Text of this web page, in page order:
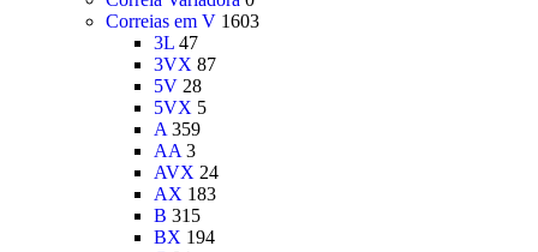
Correias em V 1603
3L 47
3VX 87
5V 28
5VX 5
A 359
AA 3
AVX 24
AX 183
B 315
BX 194